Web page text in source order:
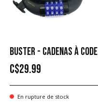
BUSTER - CADENAS À CODE
C$29.99
En rupture de stock